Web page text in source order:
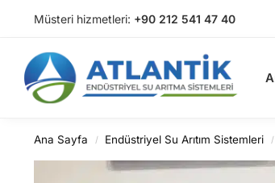
Müsteri hizmetleri: +90 212 541 47 40
Arama
Ana Sayfa / Endüstriyel Su Arıtım Sistemleri /